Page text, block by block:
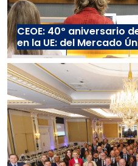
CEOE: 40º aniversario
en la UE: del Mercado